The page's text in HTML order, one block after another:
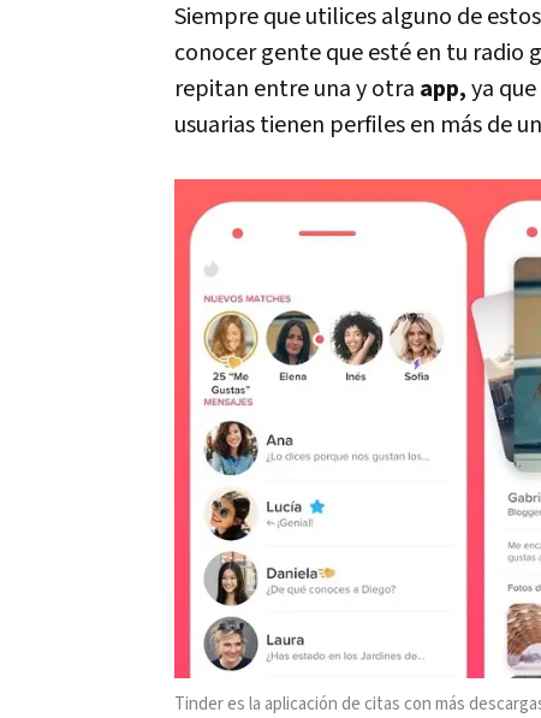
Siempre que utilices alguno de
conocer gente que esté en tu radio
repitan entre una y otra app,ya
usuarias tienen perfiles en más de
Tinder es la aplicación de citas con más